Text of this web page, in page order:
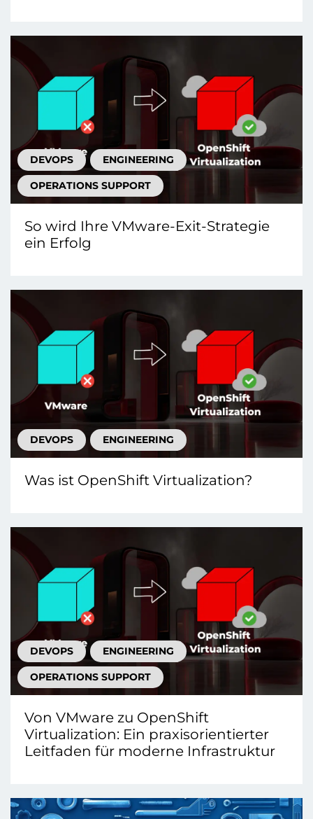
DEVOPS ENGINEERING
OPERATIONS SUPPORT
So wird Ihre VMware-Exit-Strategie
ein Erfolg
DEVOPS ENGINEERING
Was ist OpenShift Virtualization?
DEVOPS ENGINEERING
OPERATIONS SUPPORT
Von VMware zu OpenShift
Virtualization: Ein praxisorientierter
Leitfaden für moderne Infrastruktur